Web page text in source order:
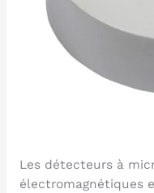
Les détecteurs à
électromagnétiques